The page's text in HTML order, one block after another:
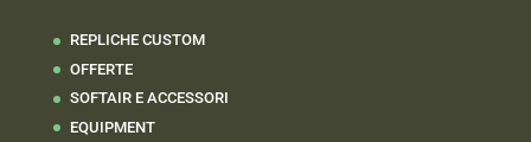
REPLICHE CUSTOM
OFFERTE
SOFTAIR E ACCESSORI
EQUIPMENT